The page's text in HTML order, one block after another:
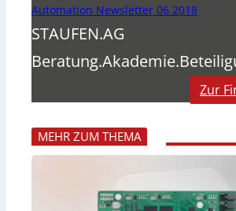
Automation Newsletter 06 2018
STAUFEN.AG
Zur
MEHR ZUM THEMA